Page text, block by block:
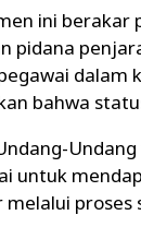
ini
pidana
dalam
bahwa
untuk
melalui